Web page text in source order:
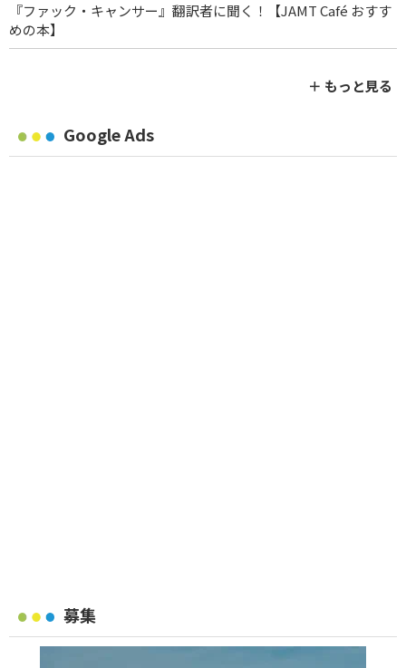
『ファック・キャンサー』翻訳者に聞く！【JAMT Café おすす
めの本】
＋ もっと見る
Google Ads
募集